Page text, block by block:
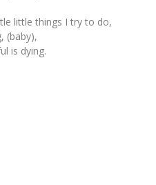
little things I try to do,
(baby),
is dying.